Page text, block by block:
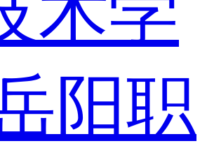
阳职